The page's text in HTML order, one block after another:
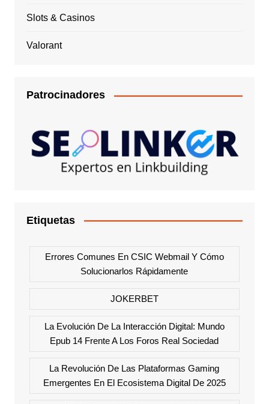
Slots & Casinos
Valorant
Patrocinadores
Etiquetas
Errores Comunes En CSIC Webmail Y Cómo
Solucionarlos Rápidamente
JOKERBET
La Evolución De La Interacción Digital: Mundo
Epub 14 Frente A Los Foros Real Sociedad
La Revolución De Las Plataformas Gaming
Emergentes En El Ecosistema Digital De 2025